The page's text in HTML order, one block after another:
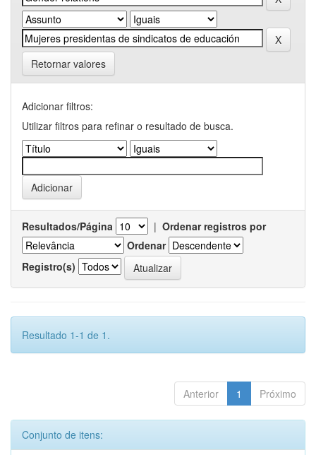
Retornar valores
Adicionar filtros:
Utilizar filtros para refinar o resultado de busca.
Resultados/Página | Ordenar registros por
Ordenar
Registro(s)
Resultado 1-1 de 1.
Anterior 1 Próximo
Conjunto de itens: